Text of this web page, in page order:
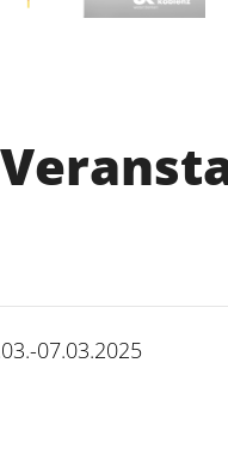
07.03.2025